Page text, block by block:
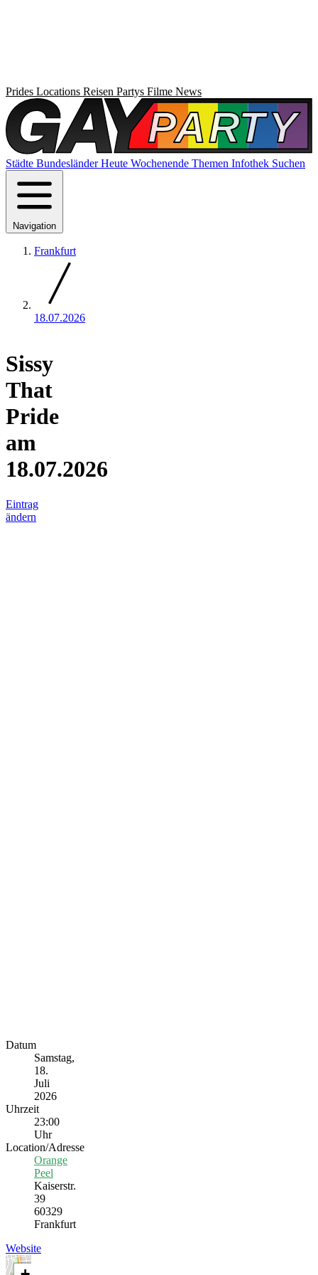
Prides Locations Reisen Partys Filme News
Städte BundesländerHeute Wochenende Themen Infothek Suchen
Navigation
Frankfurt
18.07.2026
Sissy
That
Pride
am
18.07.2026
Eintrag
ändern
Datum
Samstag,
18.
Juli
2026
Uhrzeit
23:00
Uhr
Location/Adresse
Orange
Peel
Kaiserstr.
39
60329
Frankfurt
Website